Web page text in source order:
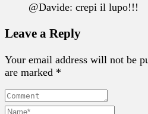
@Davide: crepi il lupo!!!
Leave a Reply
Your email address will not be
are marked *